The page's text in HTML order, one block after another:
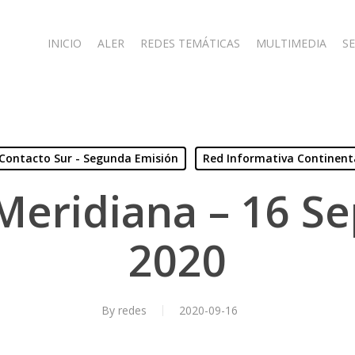
INICIO ALER REDES TEMÁTICAS MULTIMEDIA
Contacto Sur - Segunda Emisión Red Informativa
– 16
2020
By redes 2020-09-16